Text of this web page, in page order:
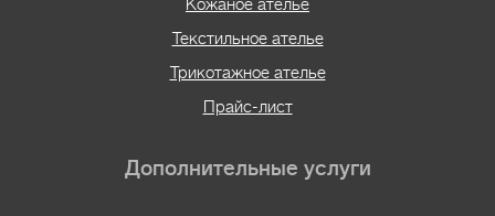
Кожаное ателье
Текстильное ателье
Трикотажное ателье
Прайс-лист
Дополнительные услуги